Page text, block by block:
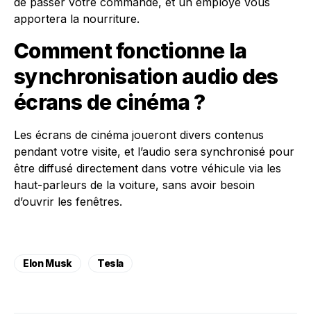
apportera la nourriture.
Comment fonctionne la
synchronisation audio des
écrans de cinéma ?
Les écrans de cinéma joueront divers contenus
pendant votre visite, et l’audio sera synchronisé pour
être diffusé directement dans votre véhicule via les
haut-parleurs de la voiture, sans avoir besoin
d’ouvrir les fenêtres.
Elon Musk Tesla